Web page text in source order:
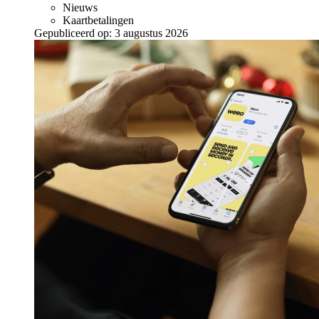
Nieuws
Kaartbetalingen
Gepubliceerd op: 3 augustus 2026